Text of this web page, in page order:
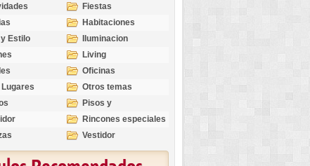
Fiestas
Habitaciones
y Estilo
Iluminacion
Living
Oficinas
Otros temas
Pisos y
revestimientos
Rincones especiales
Vestidor